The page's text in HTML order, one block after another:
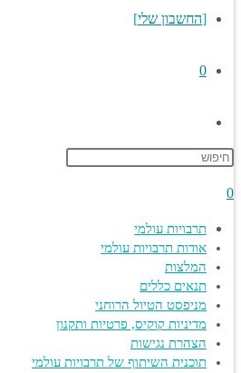
החשבון שלי
Toggle
search
תרבויות עולמי
אודות תרבויות עולמי
המלצות
תנאים כללים
מניפסט הטיול הרוחני
מדיניות קוקיס, פרטיות ותקנון
הצהרת נגישות
תוכנית השיתוף של תרבויות עולמי